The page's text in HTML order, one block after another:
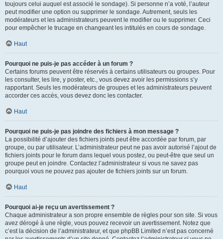
toujours celui auquel est associé le sondage). Si personne n’a voté, l’auteur
peut modifier une option ou supprimer le sondage. Autrement, seuls les
modérateurs et les administrateurs peuvent le modifier ou le supprimer. Ceci
pour empêcher le trucage en changeant les intitulés en cours de sondage.
Haut
Pourquoi ne puis-je pas accéder à un forum ?
Certains forums peuvent être réservés à certains utilisateurs ou groupes. Pour
les consulter, les lire, y poster, etc., vous devez avoir les permissions s’y
rapportant. Seuls les modérateurs de groupes et les administrateurs peuvent
accorder ces accès, vous devez donc les contacter.
Haut
Pourquoi ne puis-je pas joindre des fichiers à mon message ?
La possibilité d’ajouter des fichiers joints peut être accordée par forum, par
groupe, ou par utilisateur. L’administrateur peut ne pas avoir autorisé l’ajout de
fichiers joints pour le forum dans lequel vous postez, ou peut-être que seul un
groupe peut en joindre. Contactez l’administrateur si vous ne savez pas
pourquoi vous ne pouvez pas ajouter de fichiers joints sur un forum.
Haut
Pourquoi ai-je reçu un avertissement ?
Chaque administrateur a son propre ensemble de règles pour son site. Si vous
avez dérogé à une règle, vous pouvez recevoir un avertissement. Notez que
c’est la décision de l’administrateur, et que phpBB Limited n’est pas concerné